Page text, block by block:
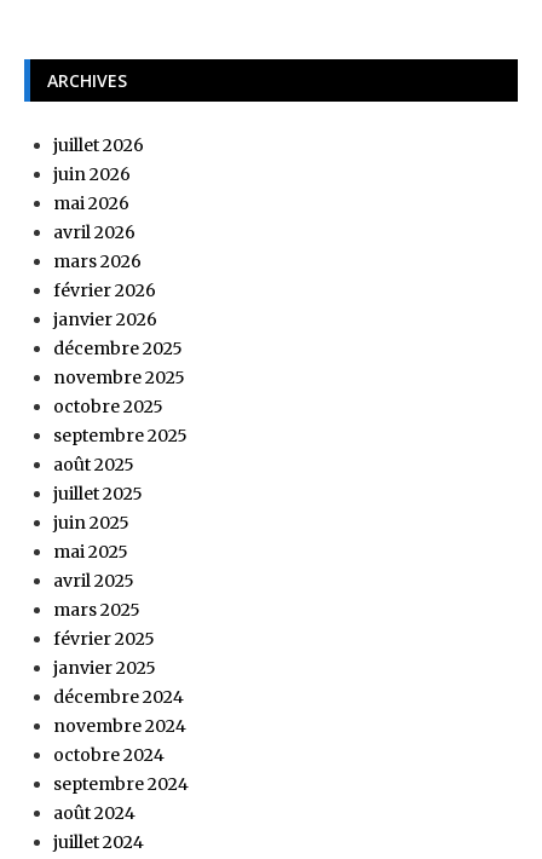
ARCHIVES
juillet 2026
juin 2026
mai 2026
avril 2026
mars 2026
février 2026
janvier 2026
décembre 2025
novembre 2025
octobre 2025
septembre 2025
août 2025
juillet 2025
juin 2025
mai 2025
avril 2025
mars 2025
février 2025
janvier 2025
décembre 2024
novembre 2024
octobre 2024
septembre 2024
août 2024
juillet 2024